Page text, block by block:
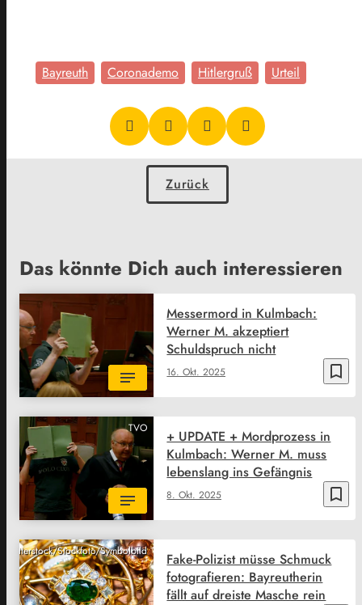
Bayreuth Coronademo Hitlergruß Urteil
Zurück
Das könnte Dich auch interessieren
bookmark_border
16. Okt. 2025
Messermord in Kulmbach:
Werner M. akzeptiert
Schuldspruch nicht
TVO
bookmark_border
8. Okt. 2025
+ UPDATE + Mordprozess in
Kulmbach: Werner M. muss
lebenslang ins Gefängnis
Shutterstock/Stockfoto/Symbolbild
Fake-Polizist müsse Schmuck
fotografieren: Bayreutherin
fällt auf dreiste Masche rein